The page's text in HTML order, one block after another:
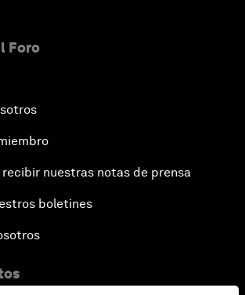
Foro
nuestras notas de prensa
boletines